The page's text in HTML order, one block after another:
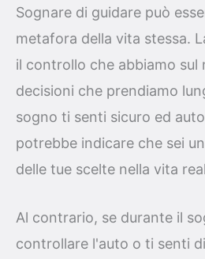
Sognare di guidare può
metafora della vita stessa.
il controllo che abbiamo sul
decisioni che prendiamo
sogno ti senti sicuro ed
potrebbe indicare che sei
delle tue scelte nella vita
Al contrario, se durante il
controllare l'auto o ti senti